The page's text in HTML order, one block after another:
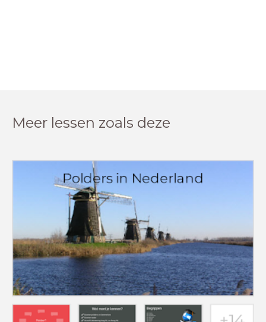
Meer lessen zoals deze